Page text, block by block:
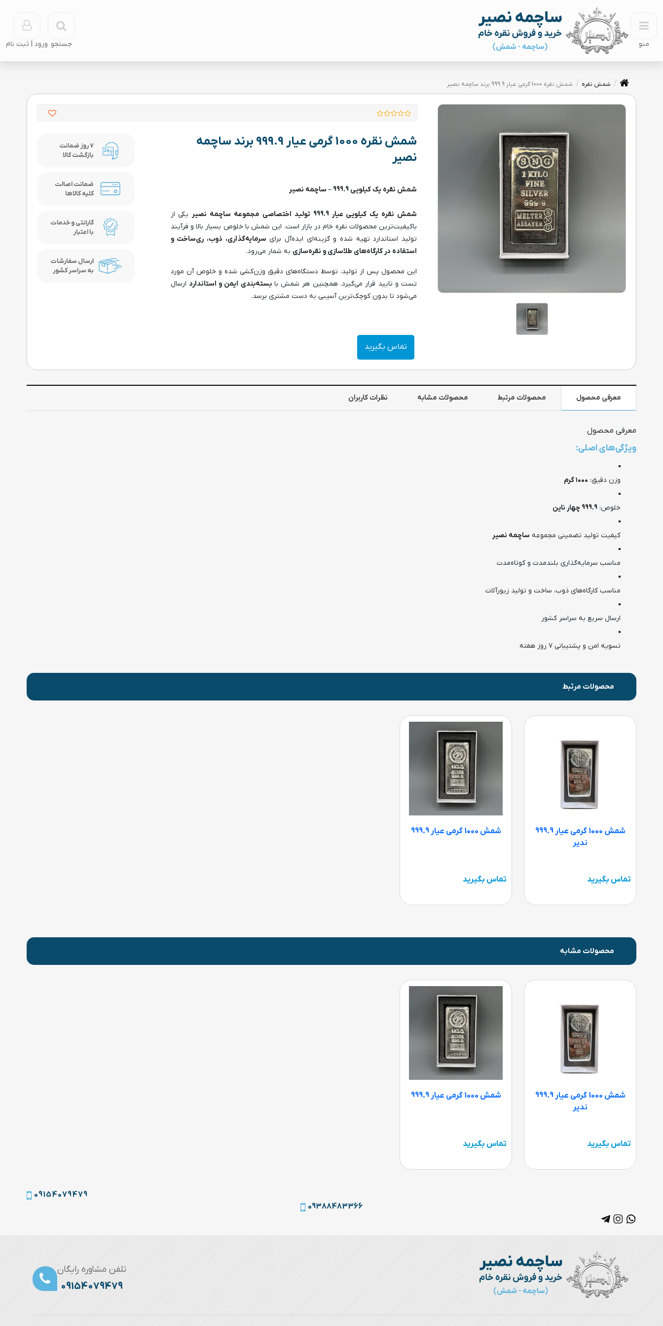
منو جستجو
شمش نقره شمش نقره 1000 گرمی عیار 999.9 برند ساچمه نصیر
شمش نقره 1000 گرمی عیار 999.9 برند ساچمه
نصیر
شمش نقره یک کیلویی 999.9 – ساچمه نصیر
شمش نقره یک کیلویی عیار 999.9 تولید اختصاصی مجموعه ساچمه نصیر
یکی از
باکیفیت‌ترین محصولات نقره خام در بازار است. این شمش با خلوص بسیار بالا و فرآیند
تولید استاندارد تهیه شده و گزینه‌ای ایده‌آل برای سرمایه‌گذاری، ذوب، ری‌ساخت و
استفاده در کارگاه‌های طلاسازی و نقره‌سازی به شمار می‌رود.
این محصول پس از تولید، توسط دستگاه‌های دقیق وزن‌کشی شده و خلوص آن مورد
تست و تایید قرار می‌گیرد. همچنین هر شمش بابسته‌بندی ایمن و استاندارد ارسال
می‌شود تا بدون کوچک‌ترین آسیبی به دست مشتری برسد.
تماس بگیرید
7 روز ضمانت
بازگشت کالا
ضمانت اصالت
کلیه کالاها
گارانتی و خدمات
با اعتبار
ارسال سفارشات
به سراسر کشور
معرفی محصول محصولات مرتبط محصولات مشابه نظرات کاربران
معرفی محصول
ویژگی‌های اصلی:
وزن دقیق: ۱۰۰۰ گرم
خلوص: 999.9 چهار ناین
کیفیت تولید تضمینی مجموعه ساچمه نصیر
مناسب سرمایه‌گذاری بلندمدت و کوتاه‌مدت
مناسب کارگاه‌های ذوب، ساخت و تولید زیورآلات
ارسال سریع به سراسر کشور
تسویه امن و پشتیبانی ۷ روز هفته
محصولات مرتبط
شمش 1000 گرمی عیار 999.9
ندیر
تماس بگیرید
شمش 1000 گرمی عیار 999.9
تماس بگیرید
محصولات مشابه
شمش 1000 گرمی عیار 999.9
ندیر
تماس بگیرید
شمش 1000 گرمی عیار 999.9
تماس بگیرید
09154079479
09388483366
تلفن مشاوره رایگان
09154079479